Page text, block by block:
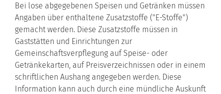
Bei lose abgegebenen Speisen und Getränken müssen
Angaben über enthaltene Zusatzstoffe ("E-Stoffe")
gemacht werden. Diese Zusatzstoffe müssen in
Gaststätten und Einrichtungen zur
Gemeinschaftsverpflegung auf Speise- oder
Getränkekarten, auf Preisverzeichnissen oder in einem
schriftlichen Aushang angegeben werden. Diese
Information kann auch durch eine mündliche Auskunft